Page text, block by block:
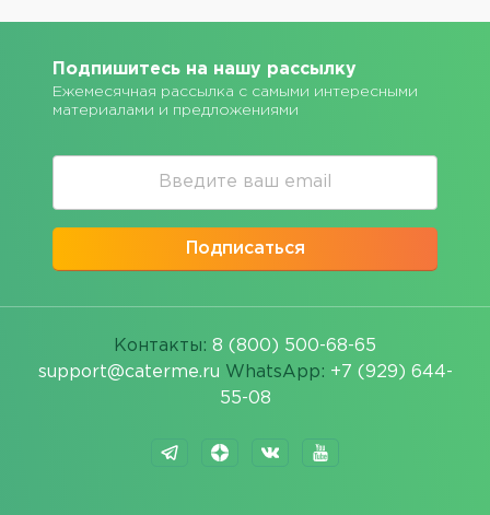
Подпишитесь на нашу рассылку
Ежемесячная рассылка с самыми интересными
материалами и предложениями
Подписаться
Контакты: 8 (800) 500-68-65
support@caterme.ru WhatsApp: +7 (929) 644-
55-08